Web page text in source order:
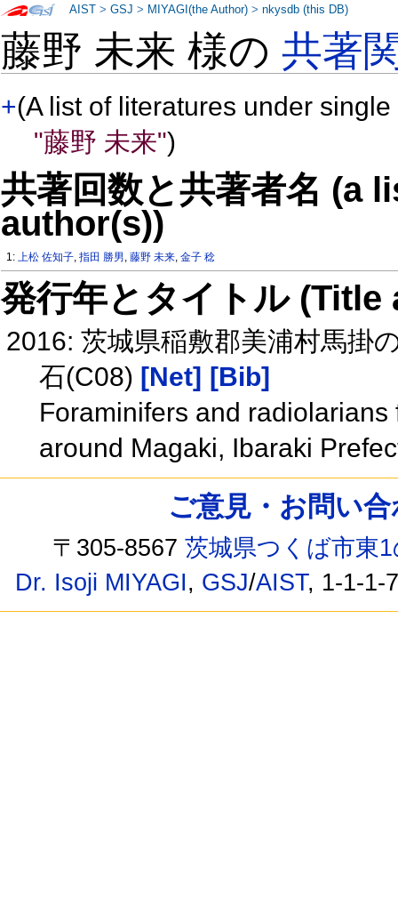
藤野 未来 様の共著
+(A list of literatures under
"藤野 未来")
共著回数と共著者名 (a
author(s))
1:上松 佐知子,指田 勝男,藤野 未来,金子 稔
発行年とタイトル
2016: 茨城県稲敷郡美浦村馬掛
石(C08) [Net] [Bib]
Foraminifers and
around Magaki, Ibaraki
AIST >GSJ > MIYAGI(the Author) >nkysdb (this DB)
ご意見・お問い
〒305-8567茨城県つくば市東
Dr. Isoji MIYAGI, GSJ/AIST, 1-1-1-